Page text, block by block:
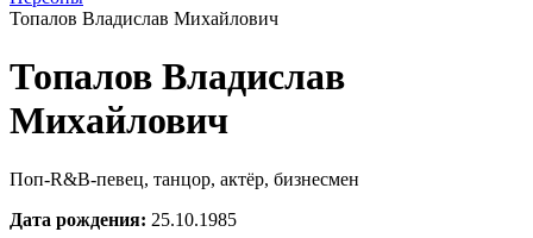
Топалов Владислав Михайлович
Топалов Владислав
Михайлович
Поп-R&B-певец, танцор, актёр, бизнесмен
Дата рождения: 25.10.1985